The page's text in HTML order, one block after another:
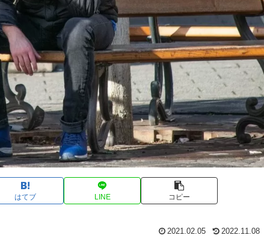
はてブ LINE コピー
2021.02.05 2022.11.08